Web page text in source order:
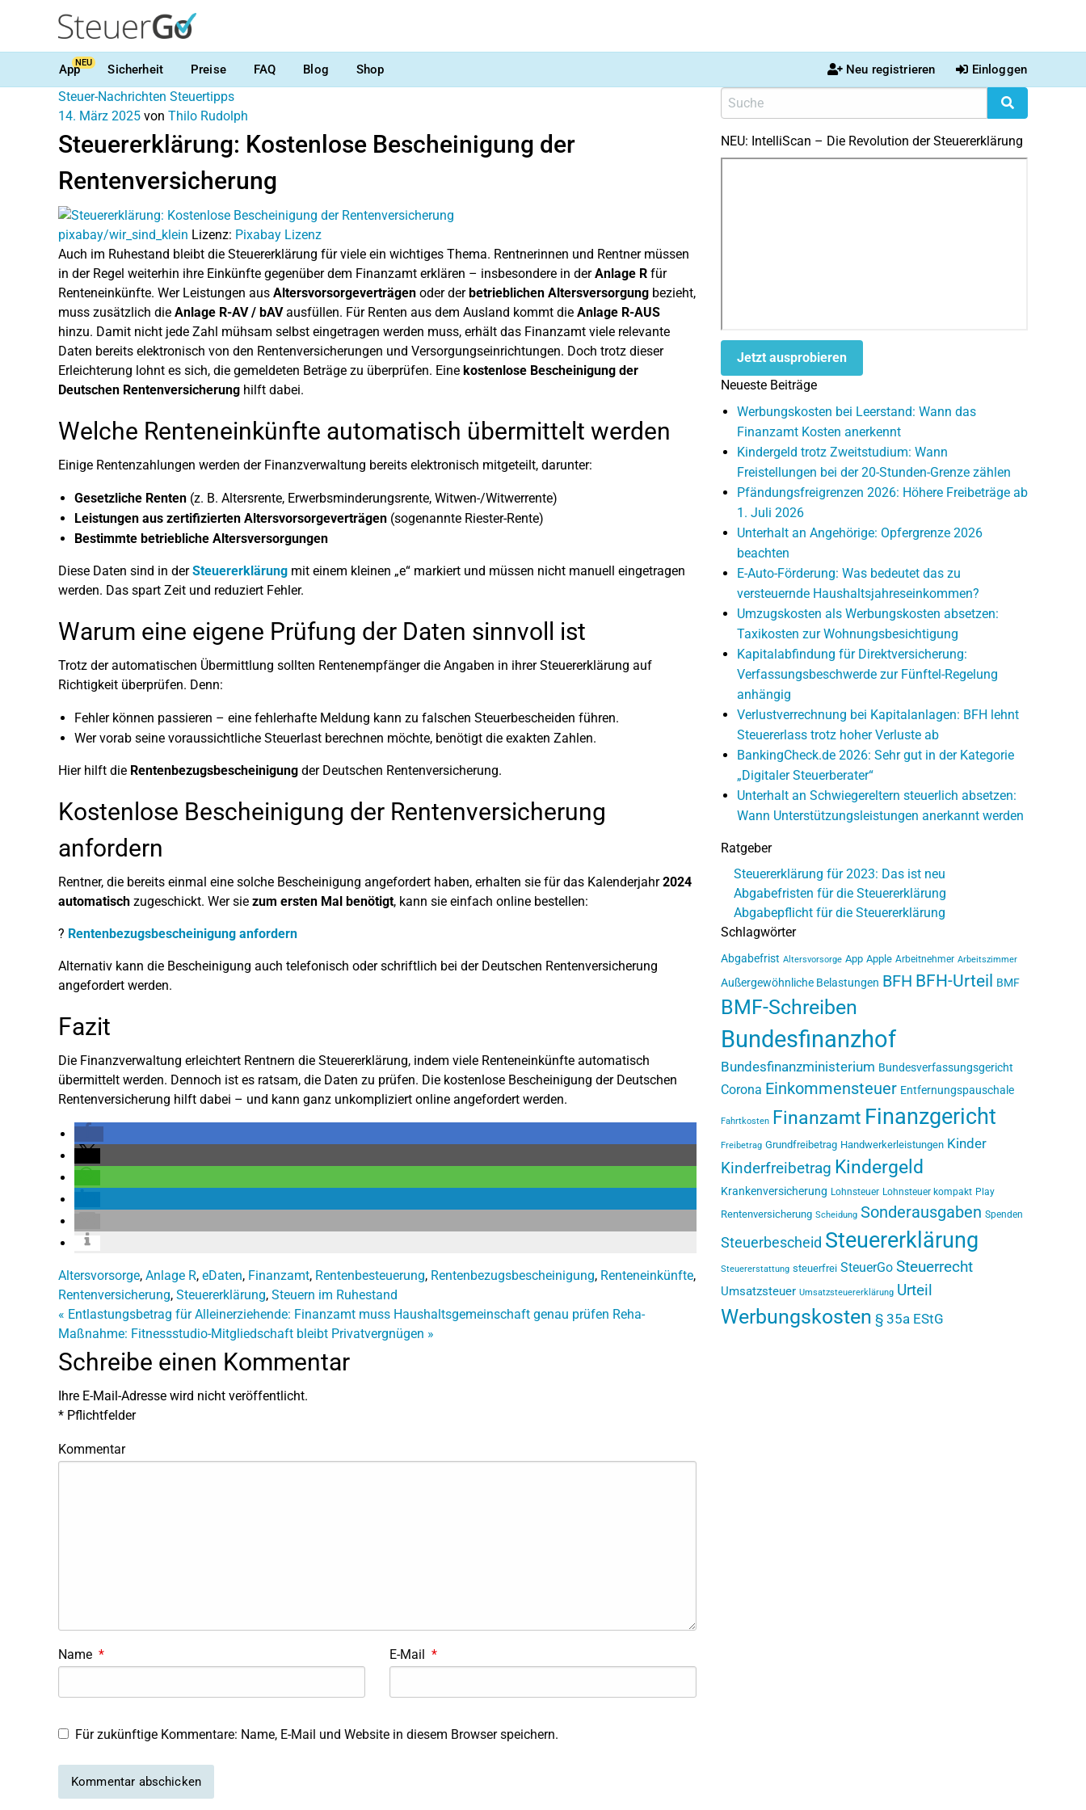
AppNEU Sicherheit Preise FAQ Blog Shop Neu registrieren Einloggen
Steuer-Nachrichten Steuertipps
14. März 2025 von Thilo Rudolph
Steuererklärung: Kostenlose Bescheinigung der
Rentenversicherung
pixabay/wir_sind_klein Lizenz: Pixabay Lizenz
Auch im Ruhestand bleibt die Steuererklärung für viele ein wichtiges Thema. Rentnerinnen und Rentner müssen
in der Regel weiterhin ihre Einkünfte gegenüber dem Finanzamt erklären – insbesondere in derAnlage R für
Renteneinkünfte. Wer Leistungen aus Altersvorsorgeverträgen oder derbetrieblichen Altersversorgung bezieht,
muss zusätzlich die Anlage R-AV / bAVausfüllen. Für Renten aus dem Ausland kommt die Anlage R-AUS
hinzu. Damit nicht jede Zahl mühsam selbst eingetragen werden muss, erhält das Finanzamt viele relevante
Daten bereits elektronisch von den Rentenversicherungen und Versorgungseinrichtungen. Doch trotz dieser
Erleichterung lohnt es sich, die gemeldeten Beträge zu überprüfen. Eine kostenlose Bescheinigung der
Deutschen Rentenversicherung hilft dabei.
Welche Renteneinkünfte automatisch übermittelt werden
Einige Rentenzahlungen werden der Finanzverwaltung bereits elektronisch mitgeteilt, darunter:
Gesetzliche Renten (z. B. Altersrente, Erwerbsminderungsrente, Witwen-/Witwerrente)
Leistungen aus zertifizierten Altersvorsorgeverträgen (sogenannte Riester-Rente)
Bestimmte betriebliche Altersversorgungen
Diese Daten sind in derSteuererklärung mit einem kleinen „e“ markiert und müssen nicht manuell eingetragen
werden. Das spart Zeit und reduziert Fehler.
Warum eine eigene Prüfung der Daten sinnvoll ist
Trotz der automatischen Übermittlung sollten Rentenempfänger die Angaben in ihrer Steuererklärung auf
Richtigkeit überprüfen. Denn:
Fehler können passieren – eine fehlerhafte Meldung kann zu falschen Steuerbescheiden führen.
Wer vorab seine voraussichtliche Steuerlast berechnen möchte, benötigt die exakten Zahlen.
Hier hilft die Rentenbezugsbescheinigung der Deutschen Rentenversicherung.
Kostenlose Bescheinigung der Rentenversicherung
anfordern
Rentner, die bereits einmal eine solche Bescheinigung angefordert haben, erhalten sie für das Kalenderjahr2024
automatisch zugeschickt. Wer sie zum ersten Mal benötigt, kann sie einfach online bestellen:
? Rentenbezugsbescheinigung anfordern
Alternativ kann die Bescheinigung auch telefonisch oder schriftlich bei der Deutschen Rentenversicherung
angefordert werden.
Fazit
Die Finanzverwaltung erleichtert Rentnern die Steuererklärung, indem viele Renteneinkünfte automatisch
übermittelt werden. Dennoch ist es ratsam, die Daten zu prüfen. Die kostenlose Bescheinigung der Deutschen
Rentenversicherung hilft dabei – und kann ganz unkompliziert online angefordert werden.
Altersvorsorge, Anlage R, eDaten, Finanzamt, Rentenbesteuerung, Rentenbezugsbescheinigung, Renteneinkünfte,
Rentenversicherung, Steuererklärung, Steuern im Ruhestand
« Entlastungsbetrag für Alleinerziehende: Finanzamt muss Haushaltsgemeinschaft genau prüfen Reha-
Maßnahme: Fitnessstudio-Mitgliedschaft bleibt Privatvergnügen »
Schreibe einen Kommentar
Ihre E-Mail-Adresse wird nicht veröffentlicht.
* Pflichtfelder
Kommentar
Name * E-Mail *
Für zukünftige Kommentare: Name, E-Mail und Website in diesem Browser speichern.
NEU: IntelliScan – Die Revolution der Steuererklärung
Jetzt ausprobieren
Neueste Beiträge
Werbungskosten bei Leerstand: Wann das
Finanzamt Kosten anerkennt
Kindergeld trotz Zweitstudium: Wann
Freistellungen bei der 20-Stunden-Grenze zählen
Pfändungsfreigrenzen 2026: Höhere Freibeträge ab
1. Juli 2026
Unterhalt an Angehörige: Opfergrenze 2026
beachten
E-Auto-Förderung: Was bedeutet das zu
versteuernde Haushaltsjahreseinkommen?
Umzugskosten als Werbungskosten absetzen:
Taxikosten zur Wohnungsbesichtigung
Kapitalabfindung für Direktversicherung:
Verfassungsbeschwerde zur Fünftel-Regelung
anhängig
Verlustverrechnung bei Kapitalanlagen: BFH lehnt
Steuererlass trotz hoher Verluste ab
BankingCheck.de 2026: Sehr gut in der Kategorie
„Digitaler Steuerberater“
Unterhalt an Schwiegereltern steuerlich absetzen:
Wann Unterstützungsleistungen anerkannt werden
Ratgeber
Steuererklärung für 2023: Das ist neu
Abgabefristen für die Steuererklärung
Abgabepflicht für die Steuererklärung
Schlagwörter
Abgabefrist Altersvorsorge App Apple Arbeitnehmer Arbeitszimmer
Außergewöhnliche Belastungen BFH BFH-Urteil BMF
BMF-Schreiben
Bundesfinanzhof
Bundesfinanzministerium Bundesverfassungsgericht
Corona Einkommensteuer Entfernungspauschale
Fahrtkosten Finanzamt Finanzgericht
Freibetrag Grundfreibetrag Handwerkerleistungen Kinder
Kinderfreibetrag Kindergeld
Krankenversicherung Lohnsteuer Lohnsteuer kompakt Play
Rentenversicherung Scheidung Sonderausgaben Spenden
Steuerbescheid Steuererklärung
Steuererstattung steuerfrei SteuerGo Steuerrecht
Umsatzsteuer Umsatzsteuererklärung Urteil
Werbungskosten § 35a EStG